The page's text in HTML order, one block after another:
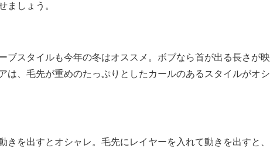
ましょう。
ブスタイルも今年の冬はオススメ。ボブなら首が出る長さが映
は、毛先が重めのたっぷりとしたカールのあるスタイルがオシ
きを出すとオシャレ。毛先にレイヤーを入れて動きを出すと、